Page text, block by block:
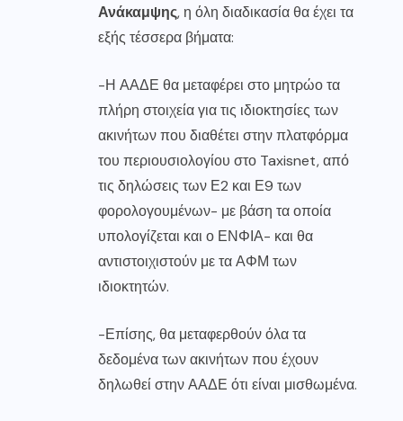
Ανάκαμψης, η όλη διαδικασία θα έχει τα
εξής τέσσερα βήματα:
-Η ΑΑΔΕ θα μεταφέρει στο μητρώο τα
πλήρη στοιχεία για τις ιδιοκτησίες των
ακινήτων που διαθέτει στην πλατφόρμα
του περιουσιολογίου στο Taxisnet, από
τις δηλώσεις των Ε2 και Ε9 των
φορολογουμένων- με βάση τα οποία
υπολογίζεται και ο ΕΝΦΙΑ- και θα
αντιστοιχιστούν με τα ΑΦΜ των
ιδιοκτητών.
-Επίσης, θα μεταφερθούν όλα τα
δεδομένα των ακινήτων που έχουν
δηλωθεί στην ΑΑΔΕ ότι είναι μισθωμένα.